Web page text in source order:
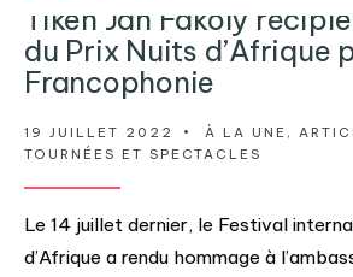
Tiken Jah Fakoly
du Prix Nuits d’Afrique
Francophonie
19 JUILLET 2022 • À LA UNE ,
TOURNÉES ET SPECTACLES
Le 14 juillet dernier, le Festival
d’Afrique a rendu hommage à